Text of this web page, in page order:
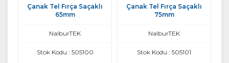
Çanak Tel Fırça Saçaklı
65mm
NalburTEK
Stok Kodu : 505100
Çanak Tel Fırça Saçaklı
75mm
NalburTEK
Stok Kodu : 505101